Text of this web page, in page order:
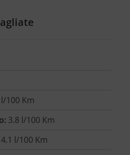
100 Km
3.8 l/100 Km
4.1 l/100 Km